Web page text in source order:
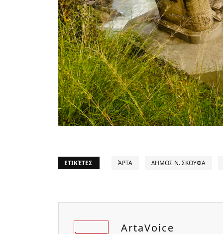
ΕΤΙΚΈΤΕΣ ΆΡΤΑ ΔΗΜΟΣ Ν. ΣΚΟΥΦΑ
ArtaVoice